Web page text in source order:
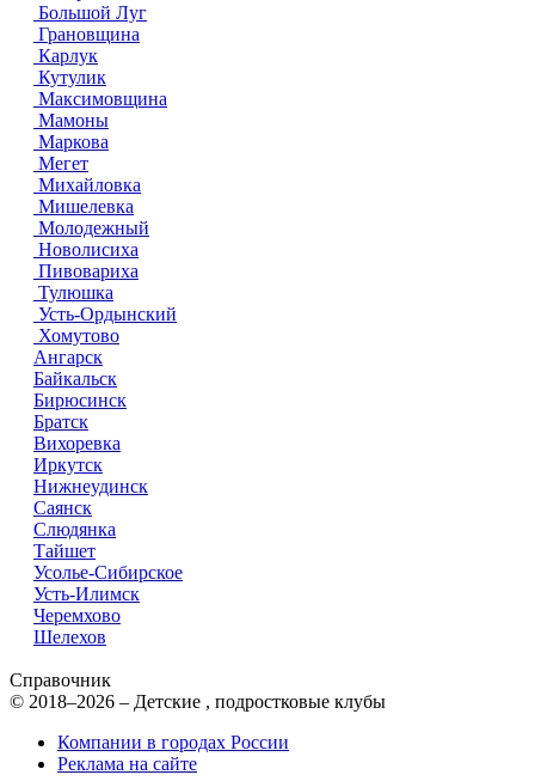
Большой Луг
Грановщина
Карлук
Кутулик
Максимовщина
Мамоны
Маркова
Мегет
Михайловка
Мишелевка
Молодежный
Новолисиха
Пивовариха
Тулюшка
Усть-Ордынский
Хомутово
Ангарск
Байкальск
Бирюсинск
Братск
Вихоревка
Иркутск
Нижнеудинск
Саянск
Слюдянка
Тайшет
Усолье-Сибирское
Усть-Илимск
Черемхово
Шелехов
Справочник
© 2018–2026 – Детские , подростковые клубы
Компании в городах России
Реклама на сайте